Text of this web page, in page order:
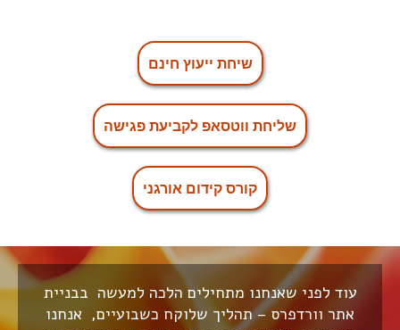
שיחת ייעוץ חינם
שליחת ווטסאפ לקביעת פגישה
קורס קידום אורגני
עוד לפני שאנחנו מתחילים הלכה למעשה בבניית
אתר וורדפרס – תהליך שלוקח כשבועיים, אנחנו